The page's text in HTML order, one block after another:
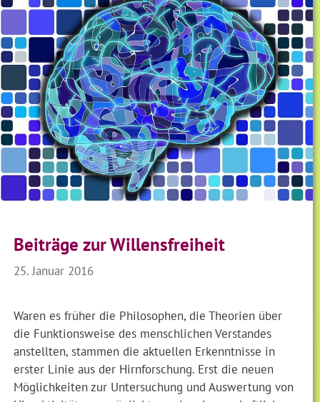
Beiträge zur Willensfreiheit
25. Januar 2016
Waren es früher die Philosophen, die Theorien über
die Funktionsweise des menschlichen Verstandes
anstellten, stammen die aktuellen Erkenntnisse in
erster Linie aus der Hirnforschung. Erst die neuen
Möglichkeiten zur Untersuchung und Auswertung von